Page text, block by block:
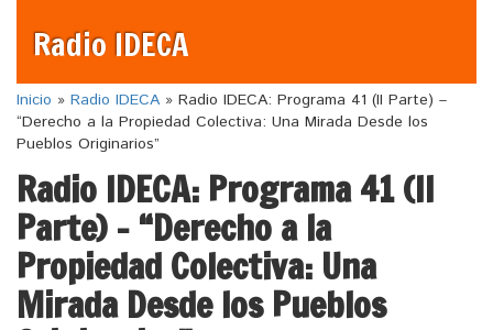
Radio IDECA
Inicio » Radio IDECA » Radio IDECA: Programa 41 (II Parte) –
“Derecho a la Propiedad Colectiva: Una Mirada Desde los
Pueblos Originarios”
Radio IDECA: Programa 41 (II
Parte) – “Derecho a la
Propiedad Colectiva: Una
Mirada Desde los Pueblos